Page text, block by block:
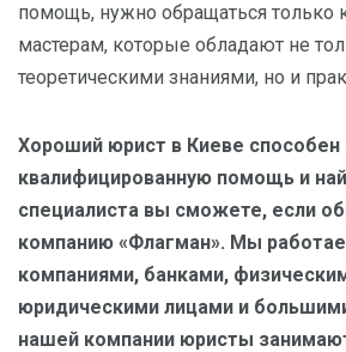
помощь, нужно обращаться только
мастерам, которые обладают не
теоретическими знаниями, но и
Хороший юрист в Киеве способен
квалифицированную помощь и
специалиста вы сможете, если
компанию «Флагман». Мы
компаниями, банками,
юридическими лицами и
нашей компании юристы